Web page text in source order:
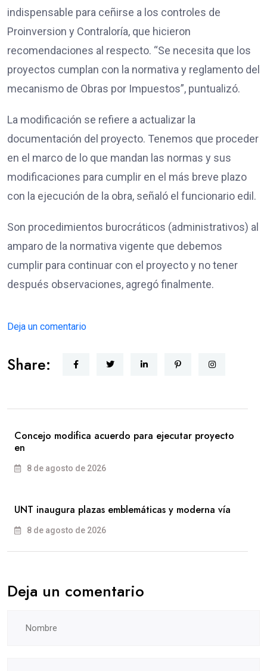
indispensable para ceñirse a los controles de
Proinversion y Contraloría, que hicieron
recomendaciones al respecto. “Se necesita que los
proyectos cumplan con la normativa y reglamento del
mecanismo de Obras por Impuestos”, puntualizó.
La modificación se refiere a actualizar la
documentación del proyecto. Tenemos que proceder
en el marco de lo que mandan las normas y sus
modificaciones para cumplir en el más breve plazo
con la ejecución de la obra, señaló el funcionario edil.
Son procedimientos burocráticos (administrativos) al
amparo de la normativa vigente que debemos
cumplir para continuar con el proyecto y no tener
después observaciones, agregó finalmente.
Deja un comentario
Share:
Concejo modifica acuerdo para ejecutar proyecto
en
8 de agosto de 2026
UNT inaugura plazas emblemáticas y moderna vía
8 de agosto de 2026
Deja un comentario